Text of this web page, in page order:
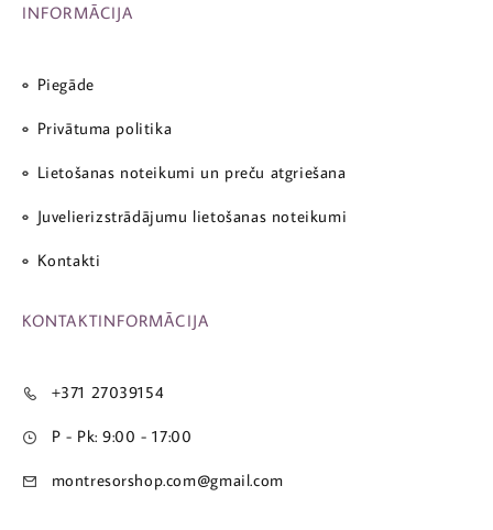
INFORMĀCIJA
Piegāde
Privātuma politika
Lietošanas noteikumi un preču atgriešana
Juvelierizstrādājumu lietošanas noteikumi
Kontakti
KONTAKTINFORMĀCIJA
+371 27039154
P - Pk: 9:00 - 17:00
montresorshop.com@gmail.com